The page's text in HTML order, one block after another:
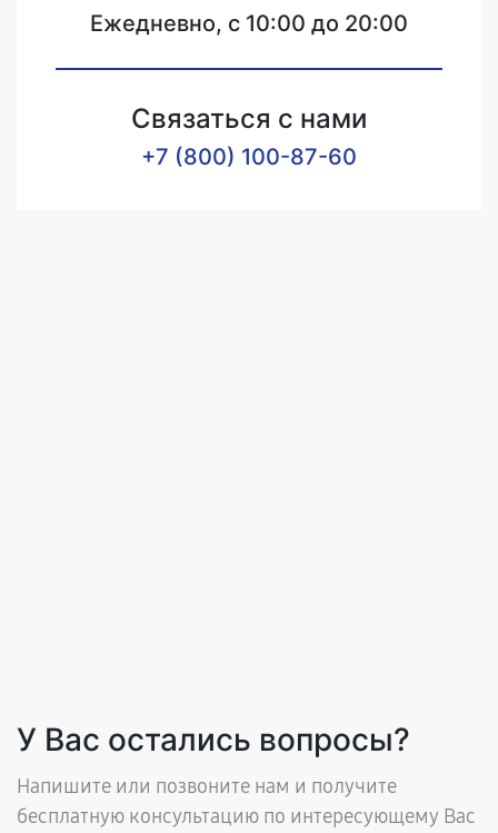
Ежедневно, с 10:00 до 20:00
Связаться с нами
+7 (800) 100-87-60
У Вас остались вопросы?
Напишите или позвоните нам и получите
бесплатную консультацию по интересующему Вас